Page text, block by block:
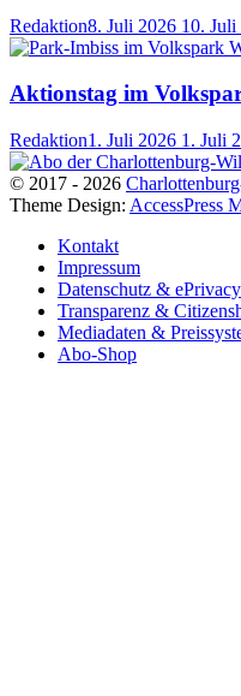
Redaktion8. Juli 2026 10. Juli
Aktionstag im
Redaktion1. Juli 2026 1. Juli
© 2017 - 2026
Theme Design: AccessPress
Kontakt
Impressum
Datenschutz & ePrivacy
Transparenz &
Mediadaten &
Abo-Shop